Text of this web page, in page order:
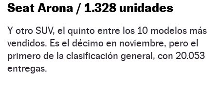
Seat Arona / 1.328 unidades
Y otro SUV, el quinto entre los 10 modelos más
vendidos. Es el décimo en noviembre, pero el
primero de la clasificación general, con 20.053
entregas.